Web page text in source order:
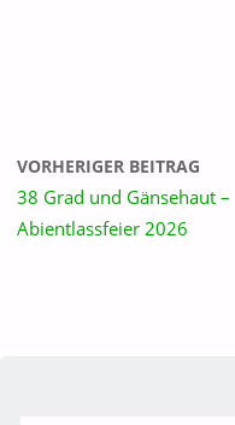
VORHERIGER BEITRAG
38 Grad und Gänsehaut –
Abientlassfeier 2026